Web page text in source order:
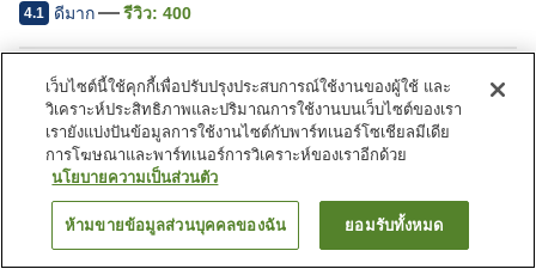
4.1 ดีมาก รีวิว: 400
สิ่งอำนวยความสะดวกในที่พัก
ที่จอดรถ
สปา/บิวตี้ซาลอน
ร้านอาหาร
เลานจ์
หน้าแรก ญี่ปุ่น ยามากุจิ
นครยามากุจิ
Yuda Onsen Nishi-no-Miyabi Tokiwaค้นหาห้องพัก
เว็บไซต์นี้ใช้คุกกี้เพื่อปรับปรุงประสบการณ์ใช้งานของผู้ใช้ และ
วิเคราะห์ประสิทธิภาพและปริมาณการใช้งานบนเว็บไซต์ของเรา
เรายังแบ่งปันข้อมูลการใช้งานไซต์กับพาร์ทเนอร์โซเชียลมีเดีย
การโฆษณาและพาร์ทเนอร์การวิเคราะห์ของเราอีกด้วย
นโยบายความเป็นส่วนตัว
ห้ามขายข้อมูลส่วนบุคคลของฉัน ยอมรับทั้งหมด